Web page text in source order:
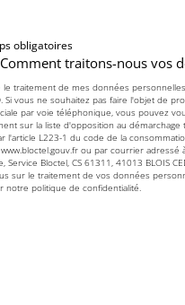
obligatoires
Comment traitons-nous vos
le traitement de mes données
Si vous ne souhaitez pas faire l'objet de
par voie téléphonique, vous pouvez
sur la liste d'opposition au démarchage
l'article L223-1 du code de la
www.bloctel.gouv.fr ou par courrier adressé
Service Bloctel, CS 61311, 41013 BLOIS
sur le traitement de vos données
notre politique de confidentialité.